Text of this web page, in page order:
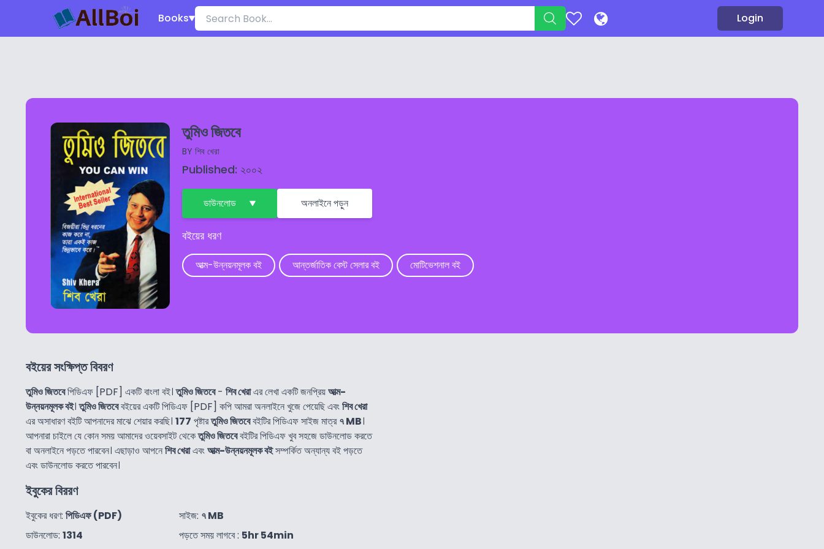
Books Login
তুমিও জিতবে
BY শিব খেরা
Published: ২০০২
ডাউনলোড অনলাইনে পড়ুন
বইয়ের ধরণ
আত্ম-উন্নয়নমূলক বই আন্তর্জাতিক বেস্ট সেলার বই মোটিভেশনাল বই
বইয়ের সংক্ষিপ্ত বিবরণ
তুমিও জিতবেপিডিএফ [PDF] একটি বাংলা বই।তুমিও জিতবে- শিব খেরাএর লেখা একটি জনপ্রিয়আত্ম-
উন্নয়নমূলক বই।তুমিও জিতবেবইয়ের একটি পিডিএফ [PDF] কপি আমরা অনলাইনে খুজে পেয়েছি এবংশিব খেরা
এর অসাধারণ বইটি আপনাদের মাঝে শেয়ার করছি। 177 পৃষ্টারতুমিও জিতবেবইটির পিডিএফ সাইজ মাত্র৭ MB।
আপনারা চাইলে যে কোন সময় আমাদের ওয়েবসাইট থেকেতুমিও জিতবেবইটির পিডিএফ খুব সহজে ডাউনলোড করতে
বা অনলাইনে পড়তে পারবেন। এছাড়াও আপনেশিব খেরাএবংআত্ম-উন্নয়নমূলক বইসম্পর্কিত অন্যান্য বই পড়তে
এবং ডাউনলোড করতে পারবেন।
ইবুকের বিররণ
ইবুকের ধরণ: পিডিএফ (PDF)
ডাউনলোড: 1314
সাইজ: ৭ MB
পড়তে সময় লাগবে : 5hr 54min